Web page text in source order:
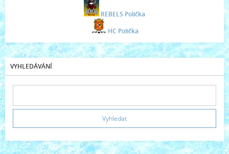
REBELS Polička
HC Polička
VYHLEDÁVÁNÍ